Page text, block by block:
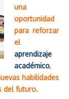
una
oportunidad
para reforzar
el
aprendizaje
académico,
habilidades
del futuro.